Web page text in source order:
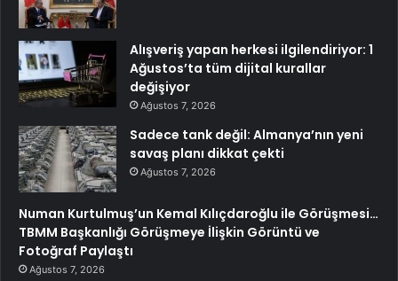
Alışveriş yapan herkesi ilgilendiriyor: 1
Ağustos’ta tüm dijital kurallar
değişiyor
Ağustos 7, 2026
Sadece tank değil: Almanya’nın yeni
savaş planı dikkat çekti
Ağustos 7, 2026
Numan Kurtulmuş’un Kemal Kılıçdaroğlu ile Görüşmesi…
TBMM Başkanlığı Görüşmeye İlişkin Görüntü ve
Fotoğraf Paylaştı
Ağustos 7, 2026